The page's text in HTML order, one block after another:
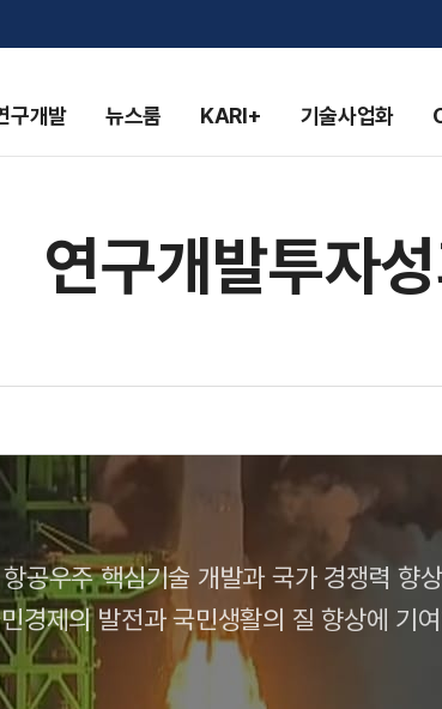
구개발 뉴스룸 KARI+ 기술사업화
연구개발투자
공우주 핵심기술 개발과 국가 경쟁력 향
경제의 발전과 국민생활의 질 향상에 기